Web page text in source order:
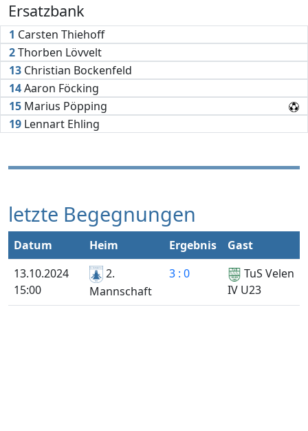
Ersatzbank
1 Carsten Thiehoff
2Thorben Lövvelt
13 Christian Bockenfeld
14Aaron Föcking
15 Marius Pöpping
19 Lennart Ehling
letzte Begegnungen
Datum Heim Ergebnis
Gast
13.10.2024
15:00
2.
Mannschaft
3 : 0
TuS Velen
IV U23